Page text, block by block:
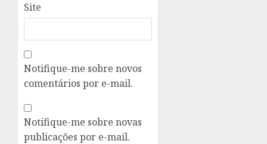
Site
Notifique-me sobre novos
comentários por e-mail.
Notifique-me sobre novas
publicações por e-mail.